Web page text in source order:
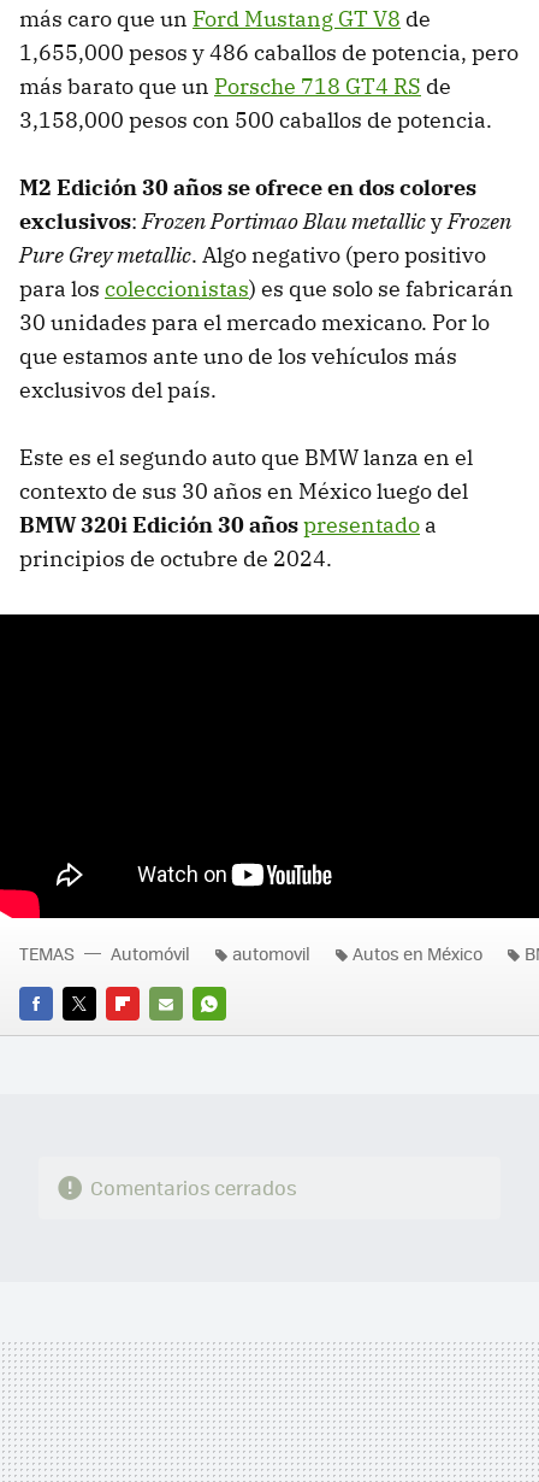
más caro que un Ford Mustang GT V8 de
1,655,000 pesos y 486 caballos de potencia, pero
más barato que un Porsche 718 GT4 RS de
3,158,000 pesos con 500 caballos de potencia.
M2 Edición 30 años se ofrece en dos colores
exclusivos:Frozen Portimao Blau metallicyFrozen
Pure Grey metallic. Algo negativo (pero positivo
para los coleccionistas) es que solo se fabricarán
30 unidades para el mercado mexicano. Por lo
que estamos ante uno de los vehículos más
exclusivos del país.
Este es el segundo auto que BMW lanza en el
contexto de sus 30 años en México luego del
BMW 320i Edición 30 añospresentado a
principios de octubre de 2024.
FACEBOOK
TWITTERFLIPBOARD
E-
WHATSAPP
TEMAS Automóvil automovil Autos en México
Comentarios cerrados